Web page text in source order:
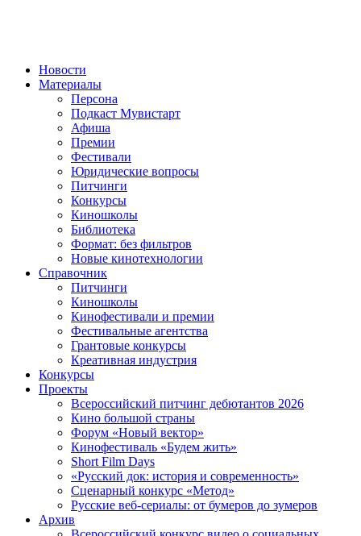
Новости
Материалы
Персона
Подкаст Мувистарт
Афиша
Премии
Фестивали
Юридические вопросы
Питчинги
Конкурсы
Киношколы
Библиотека
Формат: без фильтров
Новые кинотехнологии
Справочник
Питчинги
Киношколы
Кинофестивали и премии
Фестивальные агентства
Грантовые конкурсы
Креативная индустрия
Конкурсы
Проекты
Всероссийский питчинг дебютантов 2026
Кино большой страны
Форум «Новый вектор»
Кинофестиваль «Будем жить»
Short Film Days
«Русский док: история и современность»
Сценарный конкурс «Метод»
Русские веб-сериалы: от бумеров до зумеров
Архив